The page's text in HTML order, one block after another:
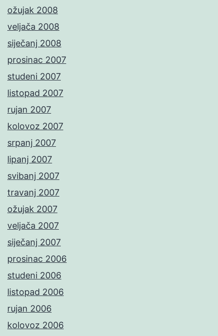
ožujak 2008
veljača 2008
siječanj 2008
prosinac 2007
studeni 2007
listopad 2007
rujan 2007
kolovoz 2007
srpanj 2007
lipanj 2007
svibanj 2007
travanj 2007
ožujak 2007
veljača 2007
siječanj 2007
prosinac 2006
studeni 2006
listopad 2006
rujan 2006
kolovoz 2006